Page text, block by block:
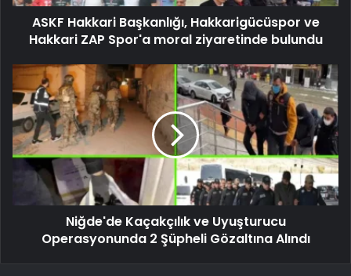
ASKF Hakkari Başkanlığı, Hakkarigücüspor ve
Hakkari ZAP Spor'a moral ziyaretinde bulundu
Niğde'de Kaçakçılık ve Uyuşturucu
Operasyonunda 2 Şüpheli Gözaltına Alındı